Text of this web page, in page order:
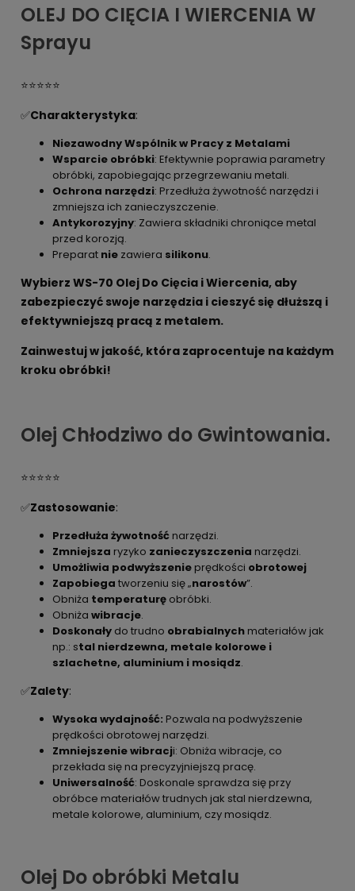
OLEJ DO CIĘCIA I WIERCENIA W
Sprayu
⭐⭐⭐⭐⭐
✅Charakterystyka:
Niezawodny Wspólnik w Pracy z Metalami
Wsparcie obróbki: Efektywnie poprawia parametry
obróbki, zapobiegając przegrzewaniu metali.
Ochrona narzędzi: Przedłuża żywotność narzędzi i
zmniejsza ich zanieczyszczenie.
Antykorozyjny: Zawiera składniki chroniące metal
przed korozją.
Preparat nie zawiera silikonu.
Wybierz WS-70 Olej Do Cięcia i Wiercenia, aby
zabezpieczyć swoje narzędzia i cieszyć się dłuższą i
efektywniejszą pracą z metalem.
Zainwestuj w jakość, która zaprocentuje na każdym
kroku obróbki!
Olej Chłodziwo do Gwintowania.
⭐⭐⭐⭐⭐
✅Zastosowanie:
Przedłuża żywotność narzędzi.
Zmniejsza ryzyko zanieczyszczenia narzędzi.
Umożliwia podwyższenie prędkości obrotowej
Zapobiega tworzeniu się „narostów”.
Obniża temperaturę obróbki.
Obniża wibracje.
Doskonały do trudno obrabialnych materiałów jak
np.: stal nierdzewna, metale kolorowe i
szlachetne, aluminium i mosiądz.
✅Zalety:
Wysoka wydajność: Pozwala na podwyższenie
prędkości obrotowej narzędzi.
Zmniejszenie wibracji: Obniża wibracje, co
przekłada się na precyzyjniejszą pracę.
Uniwersalność: Doskonale sprawdza się przy
obróbce materiałów trudnych jak stal nierdzewna,
metale kolorowe, aluminium, czy mosiądz.
Olej Do obróbki Metalu